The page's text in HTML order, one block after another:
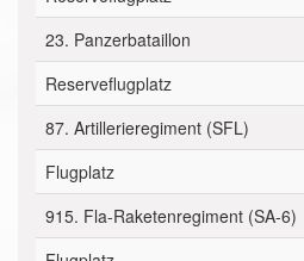
23. Panzerbataillon
Reserveflugplatz
87. Artillerieregiment (SFL)
Flugplatz
915. Fla-Raketenregiment (SA-6)